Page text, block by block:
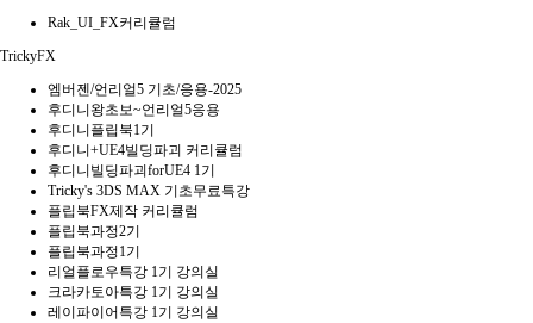
Rak_UI_FX커리큘럼
TrickyFX
엠버젠/언리얼5 기초/응용-2025
후디니왕초보~언리얼5응용
후디니플립북1기
후디니+UE4빌딩파괴 커리큘럼
후디니빌딩파괴forUE4 1기
Tricky's 3DS MAX 기초무료특강
플립북FX제작 커리큘럼
플립북과정2기
플립북과정1기
리얼플로우특강 1기 강의실
크라카토아특강 1기 강의실
레이파이어특강 1기 강의실